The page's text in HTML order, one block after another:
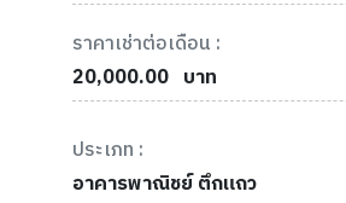
ราคาเช่าต่อเดือน :
20,000.00 บาท
ประเภท :
อาคารพาณิชย์ ตึกแถว